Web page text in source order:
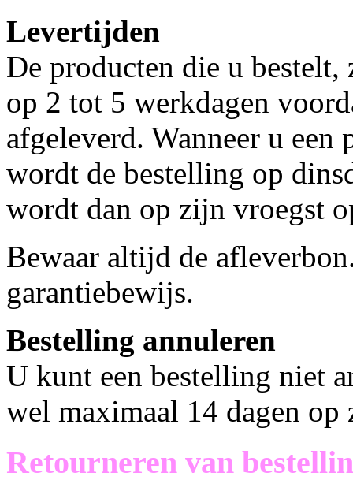
Levertijden
De producten die u
op 2 tot 5 werkdagen
afgeleverd. Wanneer u
wordt de bestelling op
wordt dan op zijn vroegst
Bewaar altijd de
garantiebewijs.
Bestelling annuleren
U kunt een bestelling niet
wel maximaal 14 dagen op
Retourneren van